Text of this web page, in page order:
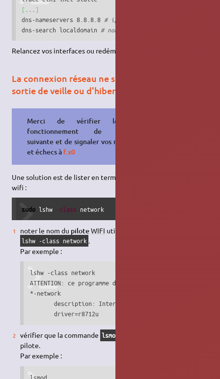
[
]
dns-nameservers 8.8.8.8 # ip de votre router ou du dns
dns-search localdomain # nom de domaine local de
Relancez vos interfaces ou redémarrez votre ordinateur.
La connexion réseau ne se réactive pas en
sortie de veille ou d'hibernation :
Merci de vérifier le bon
fonctionnement de l'astuce
suivante et de signaler vos réussites
et échecs à f.x0
Une solution est de lister en terminal le module utilisé par le
wifi :
sudo lshw -class network
noter le nom du piloteWIFI utilisé spécifié par la commande
lshw -class network
Par exemple :
lshw -class network
ATTENTION: ce programme devrait être lancé en tant
*-network
       description: Interface réseau sans fil
       driver=r8712u
vérifier que la commande lsmod
pilote.
Par exemple :
lsmod